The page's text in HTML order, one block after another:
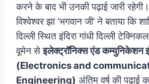
करने के बाद भी उनकी पढ़ाई जारी
विश्वेश्वर झा ‘भगवान जी’ ने बताया कि
दिल्ली स्थित इंदिरा गांधी दिल्ली
वूमेन सेइलेक्ट्रॉनिक्स एंड कम्युनिकेशन
(Electronics and
Engineering) अंतिम वर्ष की पढ़ाई